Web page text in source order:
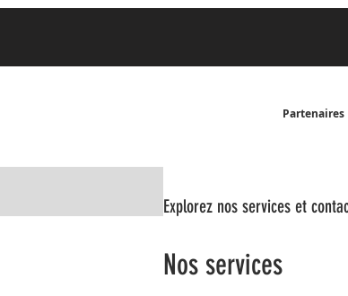
Partenaires
Explorez nos services et
Nos services